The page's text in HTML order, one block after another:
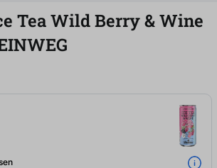
Tea Wild Berry & Wine